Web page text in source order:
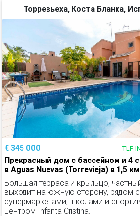
Торревьеха, Коста Бланка,
€ 345 000 TLF-
Прекрасный дом с бассейном и 4
в Aguas Nuevas (Torrevieja) в 1,5
Большая терраса и крыльцо,
выходит на южную сторону, рядом с
супермаркетами, школами и
центром Infanta Cristina.